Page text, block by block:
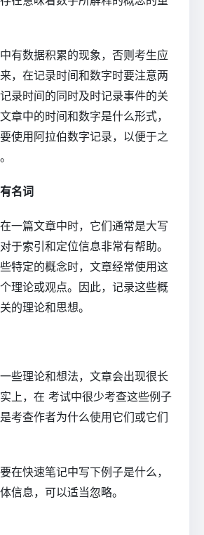
有数据积累的现象，否则考生应
，在记录时间和数字时要注意两
录时间的同时及时记录事件的关
章中的时间和数字是什么形式，
使用阿拉伯数字记录，以便于之
名词
一篇文章中时，它们通常是大写
于索引和定位信息非常有帮助。
特定的概念时，文章经常使用这
理论或观点。因此，记录这些概
的理论和思想。
些理论和想法，文章会出现很长
上，在 考试中很少考查这些例子
考查作者为什么使用它们或它们
在快速笔记中写下例子是什么，
信息，可以适当忽略。